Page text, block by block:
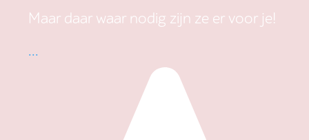
Maar daar waar nodig zijn ze er voor je!
...